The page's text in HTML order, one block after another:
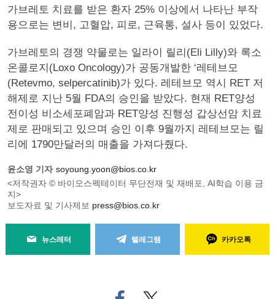
가브레토 치료를 받은 환자 25% 이상에서 나타난 부작
용으로는 변비, 고혈압, 피로, 근육통, 설사 등이 있었다.
가브레토의 경쟁 약물로는 일라이 릴리(Eli Lilly)와 록소
온콜로지(Loxo Oncology)가 공동개발한 ‘레테브모
(Retevmo, selpercatinib)가 있다. 레테브모 역시 RET 저
해제로 지난 5월 FDA의 승인을 받았다. 현재 RET양성
전이성 비소세포폐암과 RET양성 진행성 갑상선암 치료
제로 판매되고 있으며 승인 이후 9월까지 레테브모는 릴
리에 1790만달러의 매출을 가져다줬다.
윤소영 기자 soyoung.yoon@bios.co.kr
<저작권자 © 바이오스펙테이터 무단전재 및 재배포, AI학습 이용 금
지>
보도자료 및 기사제보 press@bios.co.kr
뉴스레터 텔레그램 카카오톡
페
트위